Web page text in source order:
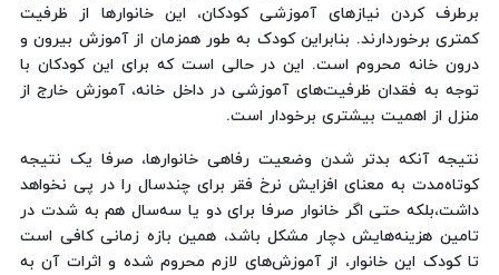
برطرف کردن نیازهای آموزشی کودکان، این خانوارها از ظرفیت
کمتری برخوردارند. بنابراین کودک به طور همزمان از آموزش بیرون و
درون خانه محروم است. این در حالی است که برای این کودکان با
توجه به فقدان ظرفیت‌های آموزشی در داخل خانه، آموزش خارج از
منزل از اهمیت بیشتری برخودار است.
نتیجه آنکه بدتر شدن وضعیت رفاهی خانوارها، صرفا یک نتیجه
کوتاه‌مدت به معنای افزایش نرخ فقر برای چندسال را در پی نخواهد
داشت،بلکه حتی اگر خانوار صرفا برای دو یا سه‌سال هم به‌ شدت در
تامین هزینه‌هایش دچار مشکل باشد، همین بازه زمانی کافی است
تا کودک این خانوار، از آموزش‌های لازم محروم شده و اثرات آن به